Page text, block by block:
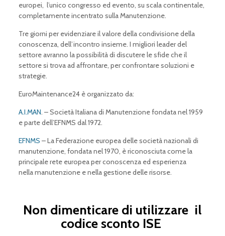
europei, l’unico congresso ed evento, su scala continentale,
completamente incentrato sulla Manutenzione.
Tre giorni per evidenziare il valore della condivisione della
conoscenza, dell’incontro insieme. I migliori leader del
settore avranno la possibilità di discutere le sfide che il
settore si trova ad affrontare, per confrontare soluzioni e
strategie.
EuroMaintenance24 è organizzato da:
A.I.MAN. – Società Italiana di Manutenzione fondata nel 1959
e parte dell’EFNMS dal 1972.
EFNMS – La Federazione europea delle società nazionali di
manutenzione, fondata nel 1970, è riconosciuta come la
principale rete europea per conoscenza ed esperienza
nella manutenzione e nella gestione delle risorse.
Non dimenticare di utilizzare il
codice sconto ISE